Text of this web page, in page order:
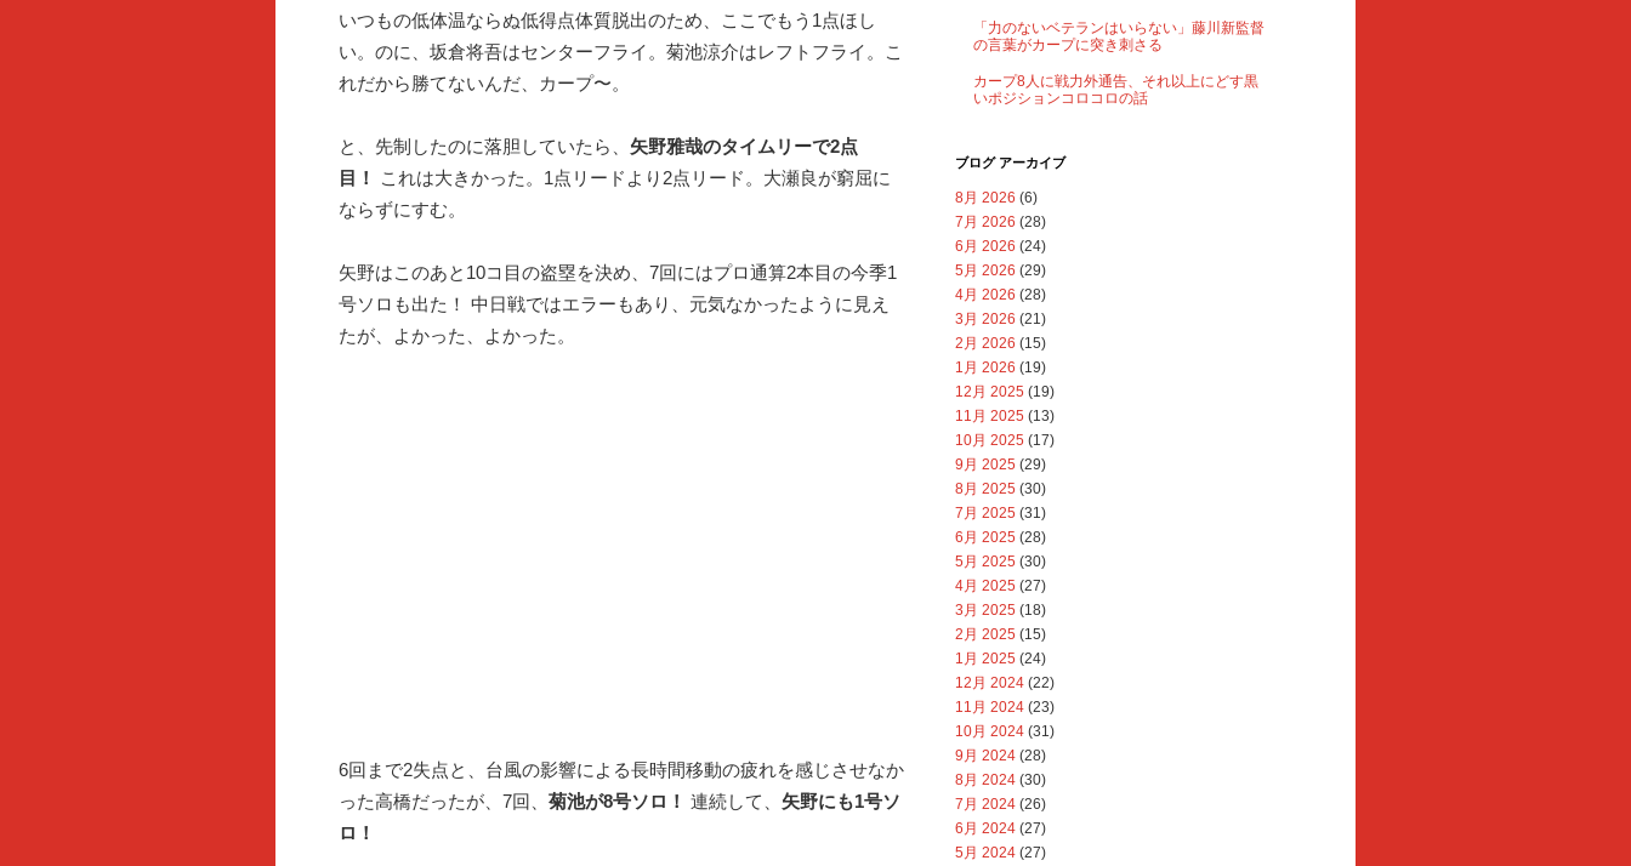
いつもの低体温ならぬ低得点体質脱出のため、ここでもう1点ほし
い。のに、坂倉将吾はセンターフライ。菊池涼介はレフトフライ。こ
れだから勝てないんだ、カープ〜。
と、先制したのに落胆していたら、 矢野雅哉のタイムリーで2点
目！
これは大きかった。1点リードより2点リード。大瀬良が窮屈に
ならずにすむ。
矢野はこのあと10コ目の盗塁を決め、7回にはプロ通算2本目の今季1
号ソロも出た！ 中日戦ではエラーもあり、元気なかったように見え
たが、よかった、よかった。
6回まで2失点と、台風の影響による長時間移動の疲れを感じさせなか
った高橋だったが、7回、 菊池が8号ソロ！ 連続して、 矢野にも1号ソ
ロ！
「力のないベテランはいらない」藤川新監督
の言葉がカープに突き刺さる
カープ8人に戦力外通告、それ以上にどす黒
いポジションコロコロの話
ブログ アーカイブ
8月 2026 (6)
7月 2026 (28)
6月 2026 (24)
5月 2026 (29)
4月 2026 (28)
3月 2026 (21)
2月 2026 (15)
1月 2026 (19)
12月 2025 (19)
11月 2025 (13)
10月 2025 (17)
9月 2025 (29)
8月 2025 (30)
7月 2025 (31)
6月 2025 (28)
5月 2025 (30)
4月 2025 (27)
3月 2025 (18)
2月 2025 (15)
1月 2025 (24)
12月 2024 (22)
11月 2024 (23)
10月 2024 (31)
9月 2024 (28)
8月 2024 (30)
7月 2024 (26)
6月 2024 (27)
5月 2024 (27)